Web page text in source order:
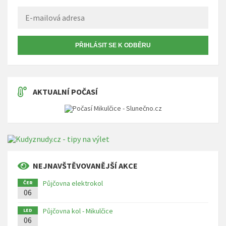
PŘIHLÁSIT SE K ODBĚRU
AKTUALNÍ POČASÍ
NEJNAVŠTĚVOVANĚJŠÍ AKCE
ČER
06
Půjčovna elektrokol
LED
06
Půjčovna kol - Mikulčice